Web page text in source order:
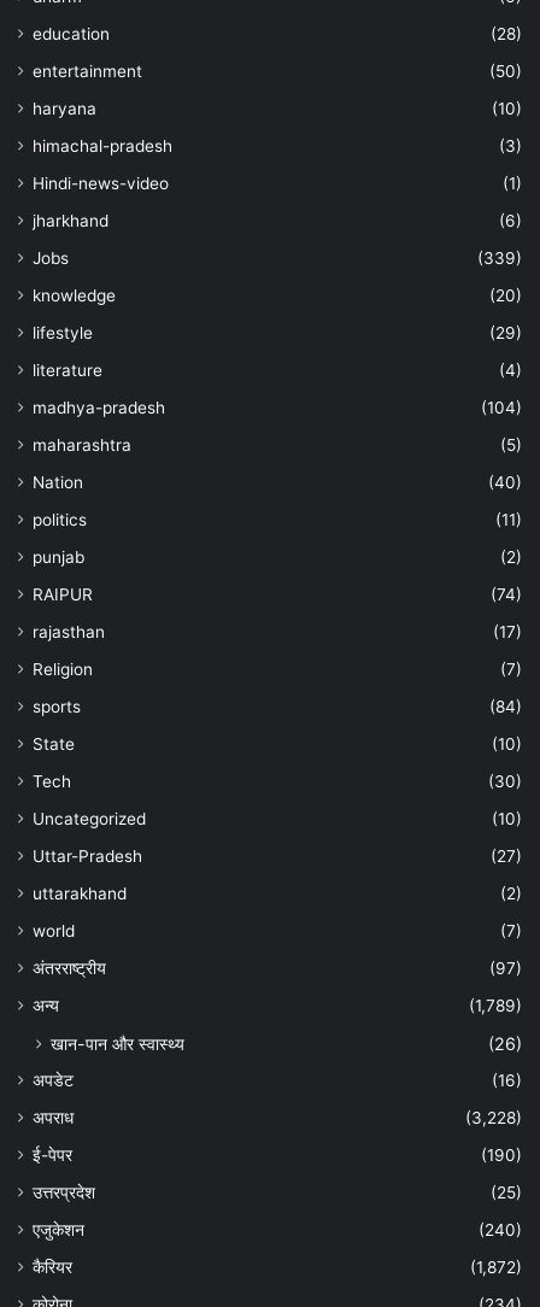
education
(28)
entertainment
(50)
haryana
(10)
himachal-pradesh
(3)
Hindi-news-video
(1)
jharkhand
(6)
Jobs
(339)
knowledge
(20)
lifestyle
(29)
literature
(4)
madhya-pradesh
(104)
maharashtra
(5)
Nation
(40)
politics
(11)
punjab
(2)
RAIPUR
(74)
rajasthan
(17)
Religion
(7)
sports
(84)
State
(10)
Tech
(30)
Uncategorized
(10)
Uttar-Pradesh
(27)
uttarakhand
(2)
world
(7)
अंतरराष्ट्रीय
(97)
अन्‍य
(1,789)
खान-पान और स्वास्थ्य (26)
अपडेट
(16)
अपराध
(3,228)
ई-पेपर
(190)
उत्तरप्रदेश
(25)
एजुकेशन
(240)
कैरियर
(1,872)